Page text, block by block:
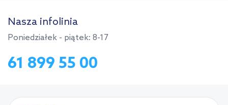
Nasza infolinia
Poniedziałek - piątek: 8-17
61 899 55 00